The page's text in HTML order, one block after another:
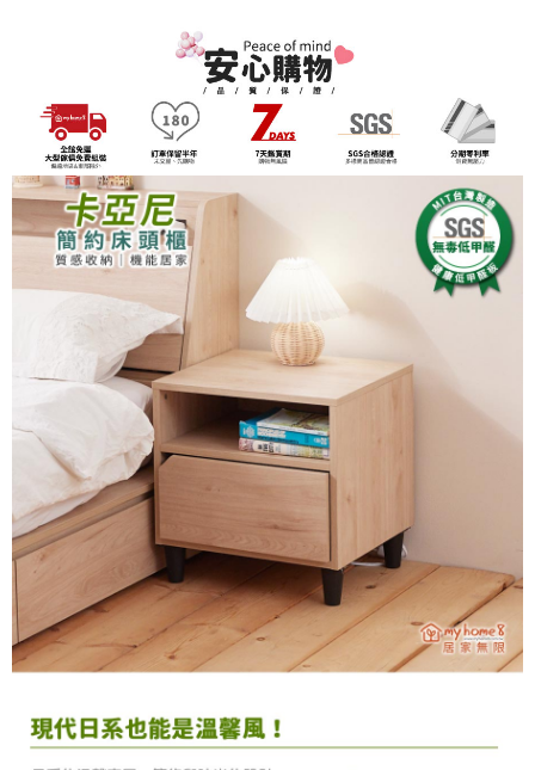
資料（包含姓名、電話或地址）提供予台灣大哥大進項蒐集、處理及利用，
由本公司與您本人進行分期帳單所需資料之確認、核對及更正。
3.完整用戶服務條款，請詳閱以下連結：https://oppay.tw/userRule
※ 交易是否成功請以「AFTEE先享後付 」之結帳頁面顯示為準，若有關於
是否繳費成功／繳費後需取消欲退款等相關疑問，請聯繫「AFTEE先享後付
https://netprotections.freshdesk.com/support/home
【注意事項】
１．透過由恩沛科技股份有限公司提供之「AFTEE先享後付」服務完成之交
易，需依本服務之必要範圍內提供個人資料，並將交易相關給付款項請求債
權轉讓予恩沛科技股份有限公司。
２．關於個人資料處理事宜，請瀏覽以下網址：
https://aftee.tw/terms/#terms3
３．未成年的使用者請事先徵得法定代理人或監護人之同意方可使用
「AFTEE先享後付」，若未經同意申辦者引起之損失，本公司不負相關責
任。
４．使用「AFTEE先享後付」時，將依據個別帳號之用戶狀況，依本公司即
時審查核予不同之上限額度；若仍有額度不足之情形，本公司將視審查結果
請求用戶進行身份認證。
５．嚴禁一人註冊多個帳號或使用他人資訊註冊。若發現惡意使用之情形，
恩沛科技股份有限公司將有權停止該用戶之使用額度並採取法律行動。